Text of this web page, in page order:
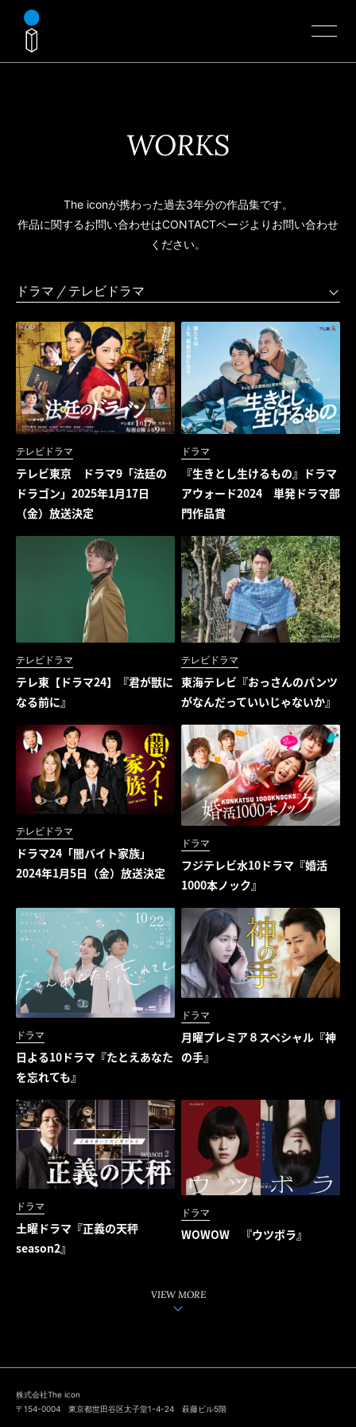
WORKS
The iconが携わった過去3年分の作品集です。
作品に関するお問い合わせはCONTACTページよりお問い合わせ
ください。
ドラマ / テレビドラマ
テレビドラマ
テレビ東京 ドラマ9「法廷の
ドラゴン」2025年1月17日
（金）放送決定
ドラマ
『生きとし生けるもの』ドラマ
アウォード2024 単発ドラマ部
門作品賞
テレビドラマ
テレ東【ドラマ24】『君が獣に
なる前に』
テレビドラマ
東海テレビ『おっさんのパンツ
がなんだっていいじゃないか』
テレビドラマ
ドラマ24「闇バイト家族」
2024年1月5日（金）放送決定
ドラマ
フジテレビ水10ドラマ『婚活
1000本ノック』
ドラマ
日よる10ドラマ『たとえあなた
を忘れても』
ドラマ
月曜プレミア８スペシャル『神
の手』
ドラマ
土曜ドラマ『正義の天秤
season2』
ドラマ
WOWOW 『ウツボラ』
VIEW MORE
株式会社The icon
〒154-0004 東京都世田谷区太子堂1-4-24 萩藤ビル5階